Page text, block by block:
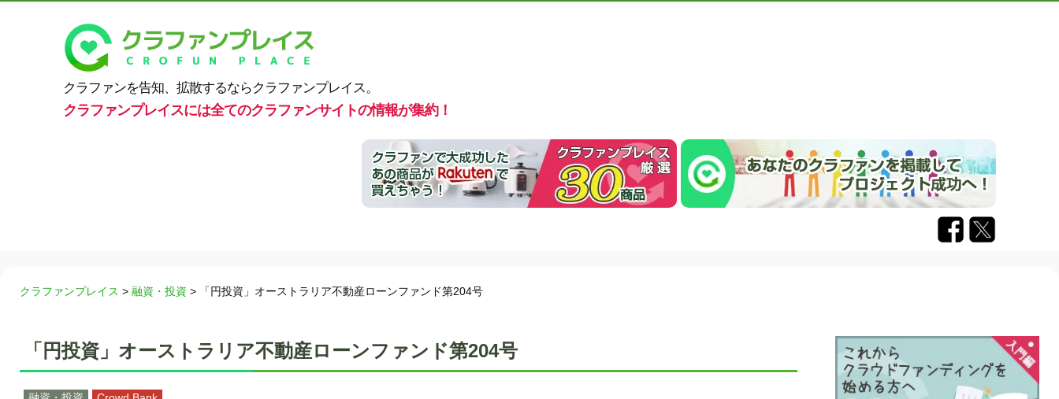
クラファンを告知、拡散するならクラファンプレイス。
クラファンプレイスには全てのクラファンサイトの情報が集約！
クラファンプレイス > 融資・投資 > 「円投資」オーストラリア不動産ローンファンド第204号
「円投資」オーストラリア不動産ローンファンド第204号